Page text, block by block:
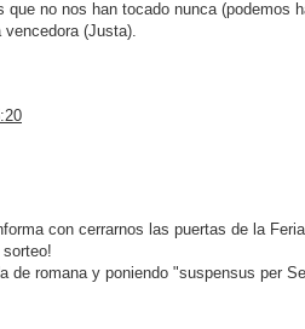
que no nos han tocado nunca (podemos
(Justa).
con cerrarnos las puertas de la
de romana y poniendo "suspensus per